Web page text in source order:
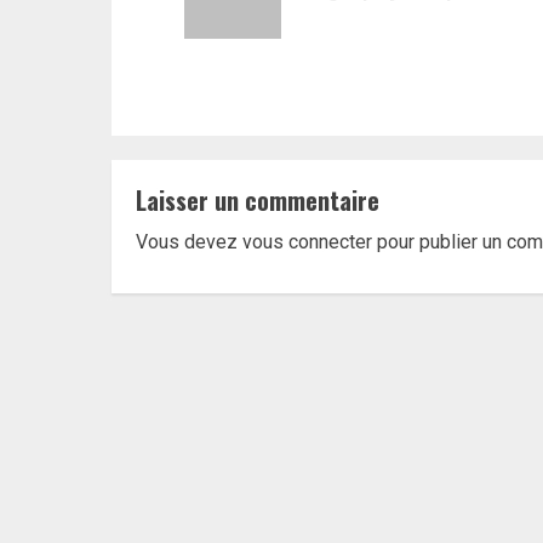
Laisser un commentaire
Vous devez vous connecter pour publier un